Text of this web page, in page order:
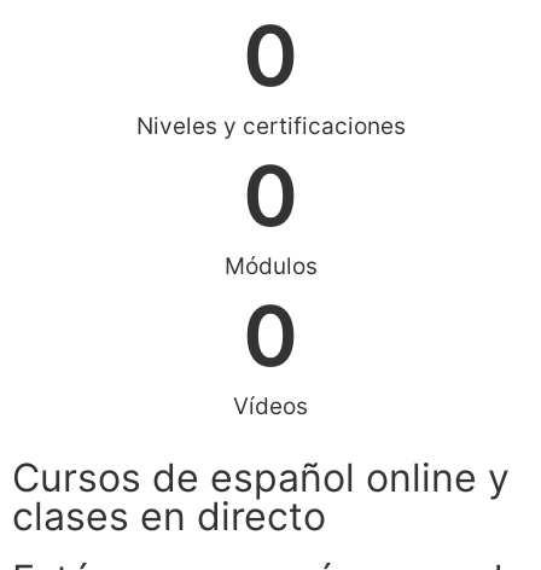
Vídeos
0
Cursos de español online y
clases en directo
Estás un paso más cerca de
Acceso a un nivel durante
un mes (con
Certificación)